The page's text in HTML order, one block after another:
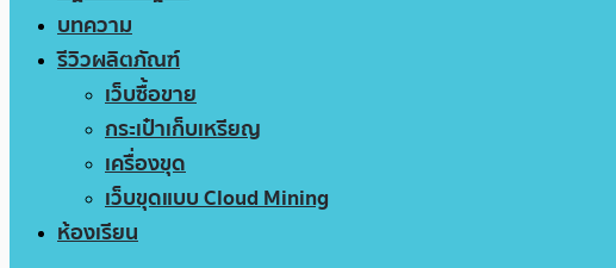
บทความ
รีวิวผลิตภัณฑ์
เว็บซื้อขาย
กระเป๋าเก็บเหรียญ
เครื่องขุด
เว็บขุดแบบ Cloud Mining
ห้องเรียน